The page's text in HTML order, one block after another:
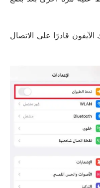
قادرًا على الاتصال